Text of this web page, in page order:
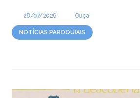
28/07/2026 Ouça
NOTÍCIAS PAROQUIAIS